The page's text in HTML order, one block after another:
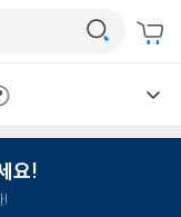
요!
!